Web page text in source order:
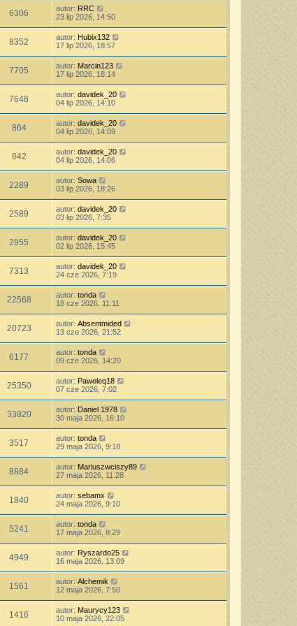
6306 autor: RRC
23 lip 2026, 14:50
8352 autor: Hubix132
17 lip 2026, 18:57
7705 autor: Marcin123
17 lip 2026, 18:14
7648 autor: davidek_20
04 lip 2026, 14:10
864 autor: davidek_20
04 lip 2026, 14:09
842 autor: davidek_20
04 lip 2026, 14:06
2289 autor: Sowa
03 lip 2026, 18:26
2589 autor: davidek_20
03 lip 2026, 7:35
2955 autor: davidek_20
02 lip 2026, 15:45
7313 autor: davidek_20
24 cze 2026, 7:19
22568 autor: tonda
18 cze 2026, 11:11
20723 autor: Absentmided
13 cze 2026, 21:52
6177 autor: tonda
09 cze 2026, 14:20
25350 autor: Paweleq18
07 cze 2026, 7:02
33820 autor: Daniel 1978
30 maja 2026, 16:10
3517 autor: tonda
29 maja 2026, 9:18
8884 autor: Mariuszwciszy89
27 maja 2026, 11:28
1840 autor: sebamx
24 maja 2026, 9:10
5241 autor: tonda
17 maja 2026, 8:29
4949 autor: Ryszardo25
16 maja 2026, 13:09
1561 autor: Alchemik
12 maja 2026, 7:50
1416 autor: Maurycy123
10 maja 2026, 22:05